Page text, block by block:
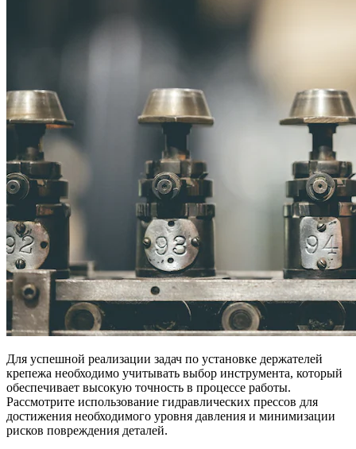
Для успешной реализации задач по установке держателей
крепежа необходимо учитывать выбор инструмента, который
обеспечивает высокую точность в процессе работы.
Рассмотрите использование гидравлических прессов для
достижения необходимого уровня давления и минимизации
рисков повреждения деталей.